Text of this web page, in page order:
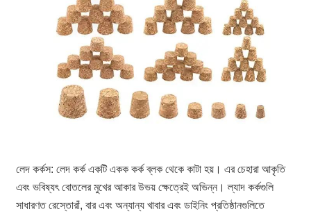
লেদ কর্কস: লেদ কর্ক একটি একক কর্ক ব্লক থেকে কাটা হয়। এর চেহারা আকৃতি
এবং ভবিষ্যৎ বোতলের মুখের আকার উভয় ক্ষেত্রেই অভিন্ন। ল্যাদ কর্কগুলি
সাধারণত রেস্তোরাঁ, বার এবং অন্যান্য খাবার এবং ডাইনিং প্রতিষ্ঠানগুলিতে